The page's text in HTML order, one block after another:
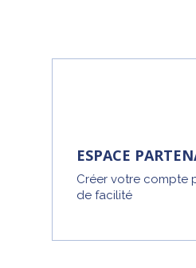
ESPACE
Créer votre compte
de facilité